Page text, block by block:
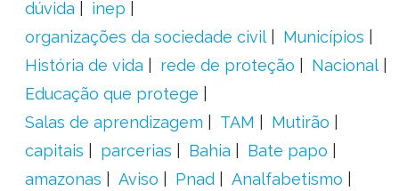
dúvida
inep
organizações da sociedade civil
Municípios
História de vida
rede de proteção
Nacional
Educação que protege
Salas de aprendizagem
TAM
Mutirão
capitais
parcerias Bahia
Bate papo
amazonas
Aviso Pnad
Analfabetismo